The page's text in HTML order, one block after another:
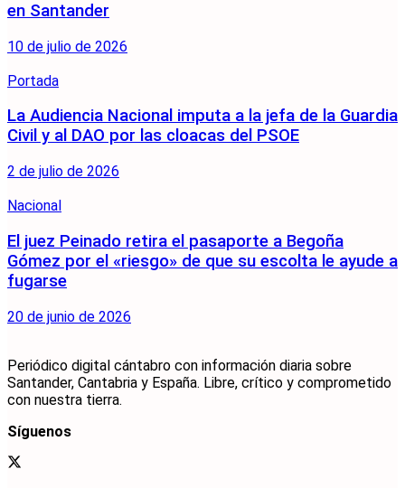
en Santander
10 de julio de 2026
Portada
La Audiencia Nacional imputa a la jefa de la Guardia
Civil y al DAO por las cloacas del PSOE
2 de julio de 2026
Nacional
El juez Peinado retira el pasaporte a Begoña
Gómez por el «riesgo» de que su escolta le ayude a
fugarse
20 de junio de 2026
Periódico digital cántabro con información diaria sobre
Santander, Cantabria y España. Libre, crítico y comprometido
con nuestra tierra.
Síguenos